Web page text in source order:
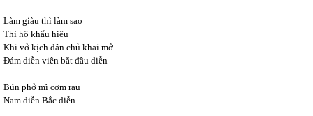
Làm giàu thì làm sao
Thì hô khẩu hiệu
Khi vở kịch dân chủ khai mở
Đám diễn viên bắt đầu diễn
Bún phở mì cơm rau
Nam diễn Bắc diễn